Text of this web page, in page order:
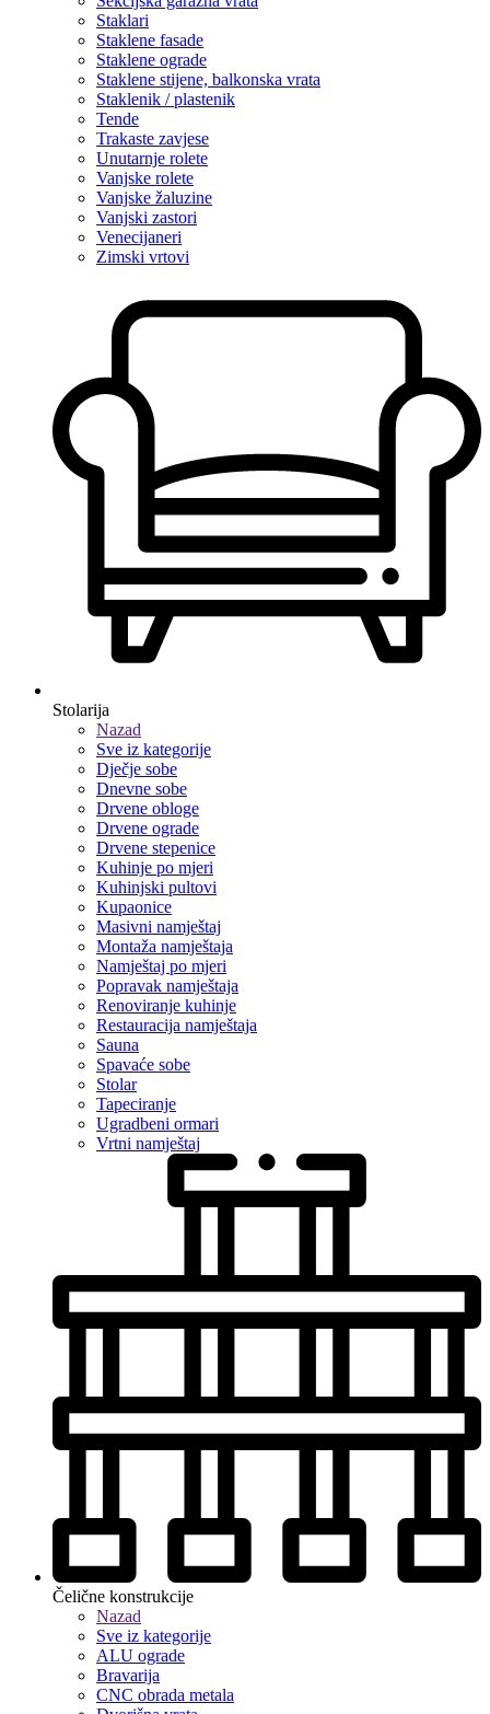
Staklari
Staklene fasade
Staklene ograde
Staklene stijene, balkonska vrata
Staklenik / plastenik
Tende
Trakaste zavjese
Unutarnje rolete
Vanjske rolete
Vanjske žaluzine
Vanjski zastori
Venecijaneri
Zimski vrtovi
Stolarija
Nazad
Sve iz kategorije
Dječje sobe
Dnevne sobe
Drvene obloge
Drvene ograde
Drvene stepenice
Kuhinje po mjeri
Kuhinjski pultovi
Kupaonice
Masivni namještaj
Montaža namještaja
Namještaj po mjeri
Popravak namještaja
Renoviranje kuhinje
Restauracija namještaja
Sauna
Spavaće sobe
Stolar
Tapeciranje
Ugradbeni ormari
Vrtni namještaj
Čelične konstrukcije
Nazad
Sve iz kategorije
ALU ograde
Bravarija
CNC obrada metala